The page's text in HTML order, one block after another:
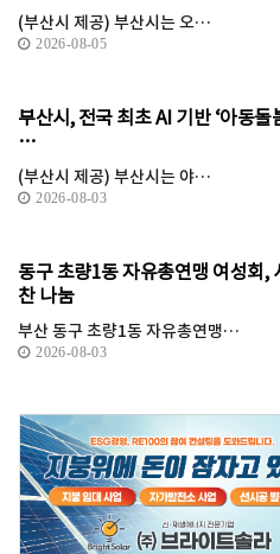
(부산시 제공) 부산시는 오…
2026-08-05
부산시, 전국 최초 AI 기반 ‘아동돌
…
(부산시 제공) 부산시는 야…
2026-08-03
동구 초량1동 자유총연맹 여성회,
찬 나눔
부산 동구 초량1동 자유총연맹…
2026-08-03